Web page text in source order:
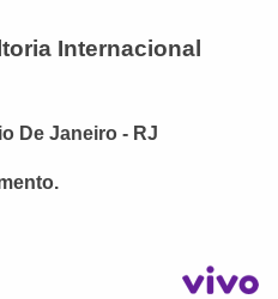
Internacional
De Janeiro - RJ